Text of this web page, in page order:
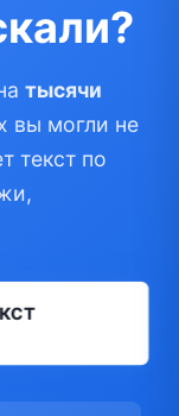
тысячи
вы могли не
текст по